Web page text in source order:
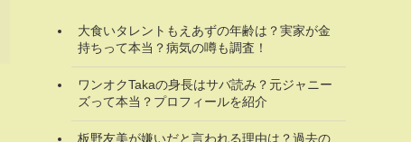
大食いタレントもえあずの年齢は？実家が金
持ちって本当？病気の噂も調査！
ワンオクTakaの身長はサバ読み？元ジャニー
ズって本当？プロフィールを紹介
板野友美が嫌いだと言われる理由は？過去の